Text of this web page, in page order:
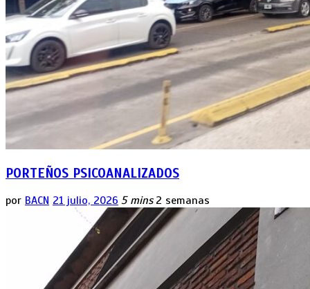
PORTEÑOS PSICOANALIZADOS
por BACN 21 julio, 2026 5 mins 2 semanas